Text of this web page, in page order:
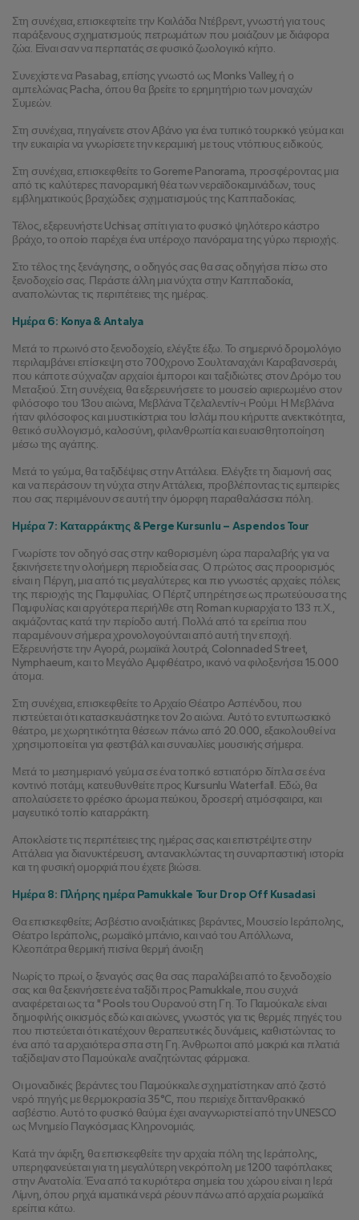
Στη συνέχεια, επισκεφτείτε την Κοιλάδα Ντέβρεντ, γνωστή για τους
παράξενους σχηματισμούς πετρωμάτων που μοιάζουν με διάφορα
ζώα. Είναι σαν να περπατάς σε φυσικό ζωολογικό κήπο.
Συνεχίστε να Pasabag, επίσης γνωστό ως Monks Valley, ή ο
αμπελώνας Pacha, όπου θα βρείτε το ερημητήριο των μοναχών
Συμεών.
Στη συνέχεια, πηγαίνετε στον Αβάνο για ένα τυπικό τουρκικό γεύμα και
την ευκαιρία να γνωρίσετε την κεραμική με τους ντόπιους ειδικούς.
Στη συνέχεια, επισκεφθείτε το Goreme Panorama, προσφέροντας μια
από τις καλύτερες πανοραμική θέα των νεραϊδοκαμινάδων, τους
εμβληματικούς βραχώδεις σχηματισμούς της Καππαδοκίας.
Τέλος, εξερευνήστε Uchisar, σπίτι για το φυσικό ψηλότερο κάστρο
βράχο, το οποίο παρέχει ένα υπέροχο πανόραμα της γύρω περιοχής.
Στο τέλος της ξενάγησης, ο οδηγός σας θα σας οδηγήσει πίσω στο
ξενοδοχείο σας. Περάστε άλλη μια νύχτα στην Καππαδοκία,
αναπολώντας τις περιπέτειες της ημέρας.
Ημέρα 6: Konya & Antalya
Μετά το πρωινό στο ξενοδοχείο, ελέγξτε έξω. Το σημερινό δρομολόγιο
περιλαμβάνει επίσκεψη στο 700χρονο Σουλταναχάνι Καραβανσεράι,
που κάποτε σύχναζαν αρχαίοι έμποροι και ταξιδιώτες στον Δρόμο του
Μεταξιού. Στη συνέχεια, θα εξερευνήσετε το μουσείο αφιερωμένο στον
φιλόσοφο του 13ου αιώνα, Μεβλάνα Τζελαλεντίν-ι Ρούμι. Η Μεβλάνα
ήταν φιλόσοφος και μυστικίστρια του Ισλάμ που κήρυττε ανεκτικότητα,
θετικό συλλογισμό, καλοσύνη, φιλανθρωπία και ευαισθητοποίηση
μέσω της αγάπης.
Μετά το γεύμα, θα ταξιδέψεις στην Αττάλεια. Ελέγξτε τη διαμονή σας
και να περάσουν τη νύχτα στην Αττάλεια, προβλέποντας τις εμπειρίες
που σας περιμένουν σε αυτή την όμορφη παραθαλάσσια πόλη.
Ημέρα 7: Καταρράκτης & Perge Kursunlu – Aspendos Tour
Γνωρίστε τον οδηγό σας στην καθορισμένη ώρα παραλαβής για να
ξεκινήσετε την ολοήμερη περιοδεία σας. Ο πρώτος σας προορισμός
είναι η Πέργη, μια από τις μεγαλύτερες και πιο γνωστές αρχαίες πόλεις
της περιοχής της Παμφυλίας. Ο Πέρτζ υπηρέτησε ως πρωτεύουσα της
Παμφυλίας και αργότερα περιήλθε στη Roman κυριαρχία το 133 π.Χ.,
ακμάζοντας κατά την περίοδο αυτή. Πολλά από τα ερείπια που
παραμένουν σήμερα χρονολογούνται από αυτή την εποχή.
Εξερευνήστε την Αγορά, ρωμαϊκά λουτρά, Colonnaded Street,
Nymphaeum, και το Μεγάλο Αμφιθέατρο, ικανό να φιλοξενήσει 15.000
άτομα.
Στη συνέχεια, επισκεφθείτε το Αρχαίο Θέατρο Ασπένδου, που
πιστεύεται ότι κατασκευάστηκε τον 2ο αιώνα. Αυτό το εντυπωσιακό
θέατρο, με χωρητικότητα θέσεων πάνω από 20.000, εξακολουθεί να
χρησιμοποιείται για φεστιβάλ και συναυλίες μουσικής σήμερα.
Μετά το μεσημεριανό γεύμα σε ένα τοπικό εστιατόριο δίπλα σε ένα
κοντινό ποτάμι, κατευθυνθείτε προς Kursunlu Waterfall. Εδώ, θα
απολαύσετε το φρέσκο άρωμα πεύκου, δροσερή ατμόσφαιρα, και
μαγευτικό τοπίο καταρράκτη.
Αποκλείστε τις περιπέτειες της ημέρας σας και επιστρέψτε στην
Αττάλεια για διανυκτέρευση, αντανακλώντας τη συναρπαστική ιστορία
και τη φυσική ομορφιά που έχετε βιώσει.
Ημέρα 8: Πλήρης ημέρα Pamukkale Tour Drop Off Kusadasi
Θα επισκεφθείτε; Ασβέστιο ανοιξιάτικες βεράντες, Μουσείο Ιεράπολης,
Θέατρο Ιεράπολις, ρωμαϊκό μπάνιο, και ναό του Απόλλωνα,
Κλεοπάτρα θερμική πισίνα θερμή άνοιξη
Νωρίς το πρωί, ο ξεναγός σας θα σας παραλάβει από το ξενοδοχείο
σας και θα ξεκινήσετε ένα ταξίδι προς Pamukkale, που συχνά
αναφέρεται ως τα " Pools του Ουρανού στη Γη. Το Παμούκαλε είναι
δημοφιλής οικισμός εδώ και αιώνες, γνωστός για τις θερμές πηγές του
που πιστεύεται ότι κατέχουν θεραπευτικές δυνάμεις, καθιστώντας το
ένα από τα αρχαιότερα σπα στη Γη. Άνθρωποι από μακριά και πλατιά
ταξίδεψαν στο Παμούκαλε αναζητώντας φάρμακα.
Οι μοναδικές βεράντες του Παμούκκαλε σχηματίστηκαν από ζεστό
νερό πηγής με θερμοκρασία 35°C, που περιείχε διττανθρακικό
ασβέστιο. Αυτό το φυσικό θαύμα έχει αναγνωριστεί από την UNESCO
ως Μνημείο Παγκόσμιας Κληρονομιάς.
Κατά την άφιξη, θα επισκεφθείτε την αρχαία πόλη της Ιεράπολης,
υπερηφανεύεται για τη μεγαλύτερη νεκρόπολη με 1200 ταφόπλακες
στην Ανατολία. Ένα από τα κυριότερα σημεία του χώρου είναι η Ιερά
Λίμνη, όπου ρηχά ιαματικά νερά ρέουν πάνω από αρχαία ρωμαϊκά
ερείπια κάτω.